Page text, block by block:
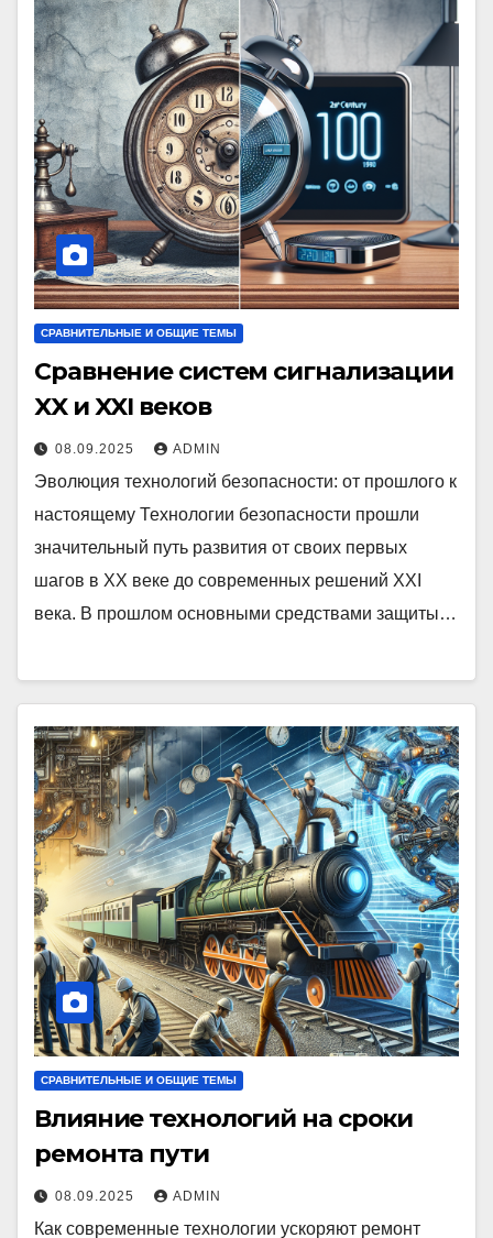
СРАВНИТЕЛЬНЫЕ И ОБЩИЕ ТЕМЫ
Сравнение систем сигнализации
XX и XXI веков
08.09.2025 ADMIN
Эволюция технологий безопасности: от прошлого к
настоящему Технологии безопасности прошли
значительный путь развития от своих первых
шагов в XX веке до современных решений XXI
века. В прошлом основными средствами защиты…
СРАВНИТЕЛЬНЫЕ И ОБЩИЕ ТЕМЫ
Влияние технологий на сроки
ремонта пути
08.09.2025 ADMIN
Как современные технологии ускоряют ремонт